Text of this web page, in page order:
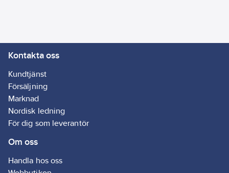
Kontakta oss
Kundtjänst
Försäljning
Marknad
Nordisk ledning
För dig som leverantör
Om oss
Handla hos oss